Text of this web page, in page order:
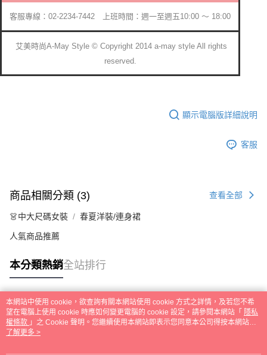
客服專線：02-2234-7442 上班時間：週一至週五10:00 ～ 18:00
艾美時尚A-May Style © Copyright 2014 a-may style All rights
reserved.
顯示電腦版詳細說明
客服
商品相關分類 (3) 查看全部
👗中大尺碼女裝 春夏洋裝/連身裙
人氣商品推薦
本分類熱銷全站排行
熱門標籤
本網站中使用 cookie，欲查詢有關本網站使用 cookie 方式之詳情，及若您不希
望在電腦上使用 cookie 時應如何變更電腦的 cookie 設定，請參閱本網站「 隱私
權條款 」之 Cookie 聲明。您繼續使用本網站即表示您同意本公司得按本網站使
用條款之 Cookie 聲明使用 cookie。
了解更多 >